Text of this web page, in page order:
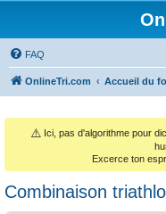
FAQ
OnlineTri.com Accueil du
⚠️ Ici, pas d'algorithme pour
Excerce ton
Combinaison